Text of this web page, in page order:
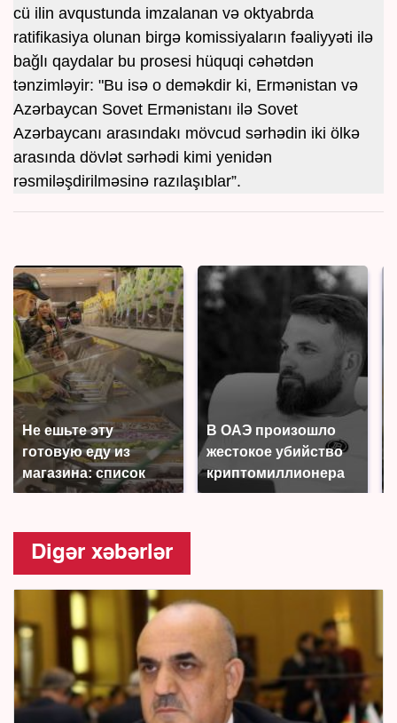
cü ilin avqustunda imzalanan və oktyabrda
ratifikasiya olunan birgə komissiyaların fəaliyyəti ilə
bağlı qaydalar bu prosesi hüquqi cəhətdən
tənzimləyir: "Bu isə o deməkdir ki, Ermənistan və
Azərbaycan Sovet Ermənistanı ilə Sovet
Azərbaycanı arasındakı mövcud sərhədin iki ölkə
arasında dövlət sərhədi kimi yenidən
rəsmiləşdirilməsinə razılaşıblar”.
Не ешьте эту
готовую еду из
магазина: список
В ОАЭ произошло
жестокое убийство
криптомиллионера
Digər xəbərlər